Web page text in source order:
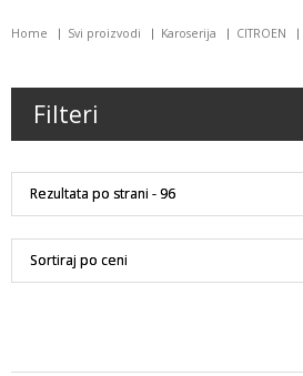
Home Svi proizvodi Karoserija CITROEN
Filteri